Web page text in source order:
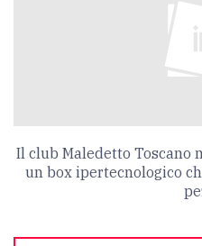
Il club Maledetto Toscano
un box ipertecnologico